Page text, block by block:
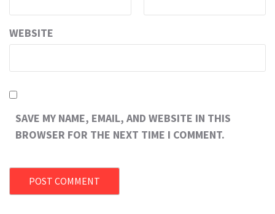
WEBSITE
SAVE MY NAME, EMAIL, AND WEBSITE IN THIS
BROWSER FOR THE NEXT TIME I COMMENT.